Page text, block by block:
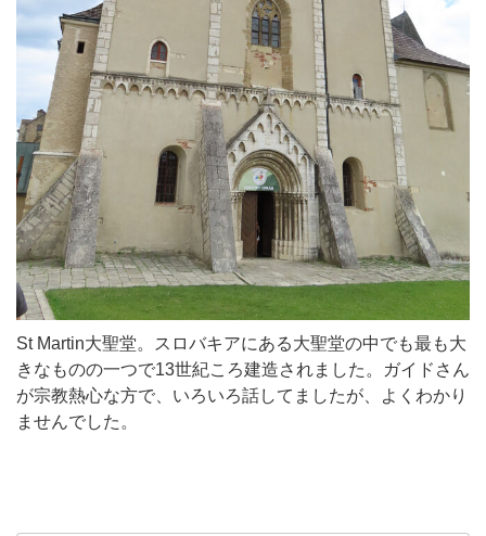
St Martin大聖堂。スロバキアにある大聖堂の中でも最も大
きなものの一つで13世紀ころ建造されました。ガイドさん
が宗教熱心な方で、いろいろ話してましたが、よくわかり
ませんでした。